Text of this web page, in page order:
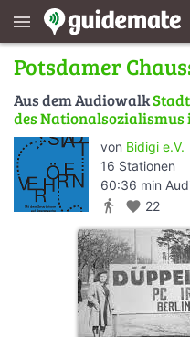
menu
Potsdamer
Aus dem Audiowalk
des Nationalsozialismus
von Bidigi e.V.
16 Stationen
60:36 min
directions_walk favorite 22